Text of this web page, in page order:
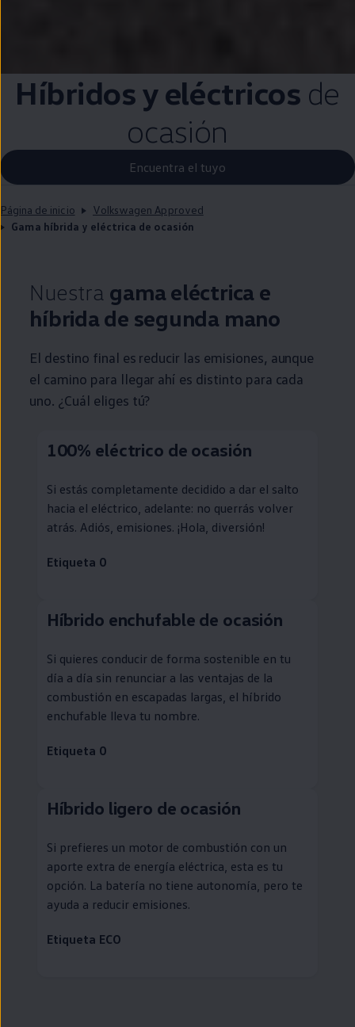
Híbridos yeléctricos de
ocasión
Encuentra el tuyo
Página de inicio
Volkswagen Approved
Gama híbrida y eléctrica de ocasión
Nuestra gama eléctrica e
híbrida de segunda mano
El destino final es reducir las emisiones, aunque
el camino para llegar ahí es distinto para cada
uno. ¿Cuál eliges tú?
100% eléctrico de ocasión
Si estás completamente decidido a dar el salto
hacia el eléctrico, adelante: no querrás volver
atrás. Adiós, emisiones. ¡Hola, diversión!
Etiqueta 0
Híbrido enchufable de ocasión
Si quieres conducir de forma sostenible en tu
día a día sin renunciar a las ventajas de la
combustión en escapadas largas, el híbrido
enchufable lleva tu nombre.
Etiqueta 0
Híbrido ligero de ocasión
Si prefieres un motor de combustión con un
aporte extra de energía eléctrica, esta es tu
opción. La batería no tiene autonomía, pero te
ayuda a reducir emisiones.
Etiqueta ECO